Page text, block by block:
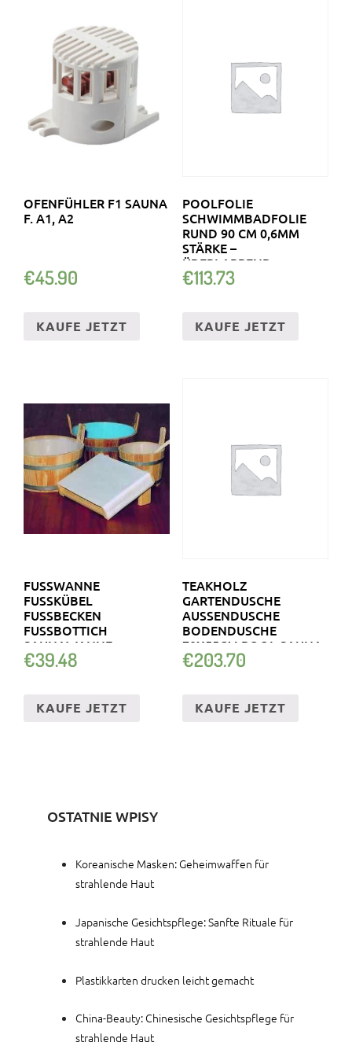
OFENFÜHLER F1 SAUNA
F. A1, A2
€45.90
KAUFE JETZT
POOLFOLIE
SCHWIMMBADFOLIE
RUND 90 CM 0,6MM
STÄRKE –
ÜBERLAPPEND
AUSTAUSCHFOLIE
€113.73
KAUFE JETZT
FUSSWANNE
FUSSKÜBEL F
USSBECKEN F
USSBOTTICH SA
UNAWANNE SA
UNKÜBEL TA
€39.48
KAUFE JETZT
TEAKHOLZ
GARTENDUSCHE
AUSSENDUSCHE B
ODENDUSCHE 7
0X55CM POOL SAUNA G
ARTEN DUSCHE
€203.70
KAUFE JETZT
OSTATNIE WPISY
Koreanische Masken: Geheimwaffen für
strahlende Haut
Japanische Gesichtspflege: Sanfte Rituale für
strahlende Haut
Plastikkarten drucken leicht gemacht
China-Beauty: Chinesische Gesichtspflege für
strahlende Haut